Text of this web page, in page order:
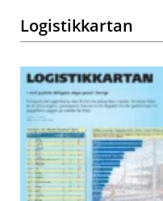
Logistikkartan